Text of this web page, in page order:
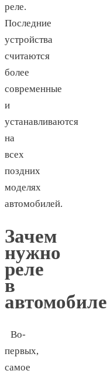
реле.
Последние
устройства
считаются
более
современные
и
устанавливаются
на
всех
поздних
моделях
автомобилей.
Зачем
нужно
реле
в
автомобиле
Во-
первых,
самое